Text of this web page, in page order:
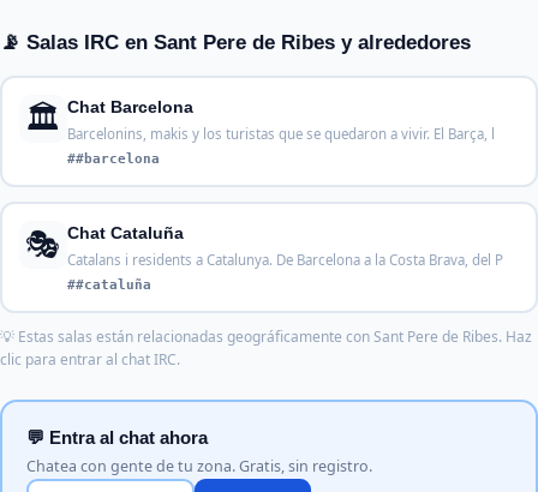
📡 Salas IRC en Sant Pere de Ribes y alrededores
🏛️ Chat Barcelona
Barcelonins, makis y los turistas que se quedaron a vivir. El Barça, l
##barcelona
🎭 Chat Cataluña
Catalans i residents a Catalunya. De Barcelona a la Costa Brava, del P
##cataluña
💡 Estas salas están relacionadas geográficamente con Sant Pere de Ribes. Haz
clic para entrar al chat IRC.
💬 Entra al chat ahora
Chatea con gente de tu zona. Gratis, sin registro.